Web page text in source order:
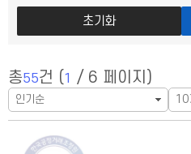
초기화
총55건 (1 / 6 페이지)